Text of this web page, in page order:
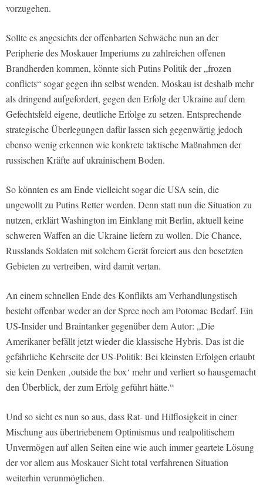
vorzugehen.
Sollte es angesichts der offenbarten Schwäche nun an der
Peripherie des Moskauer Imperiums zu zahlreichen offenen
Brandherden kommen, könnte sich Putins Politik der „frozen
conflicts“ sogar gegen ihn selbst wenden. Moskau ist deshalb mehr
als dringend aufgefordert, gegen den Erfolg der Ukraine auf dem
Gefechtsfeld eigene, deutliche Erfolge zu setzen. Entsprechende
strategische Überlegungen dafür lassen sich gegenwärtig jedoch
ebenso wenig erkennen wie konkrete taktische Maßnahmen der
russischen Kräfte auf ukrainischem Boden.
So könnten es am Ende vielleicht sogar die USA sein, die
ungewollt zu Putins Retter werden. Denn statt nun die Situation zu
nutzen, erklärt Washington im Einklang mit Berlin, aktuell keine
schweren Waffen an die Ukraine liefern zu wollen. Die Chance,
Russlands Soldaten mit solchem Gerät forciert aus den besetzten
Gebieten zu vertreiben, wird damit vertan.
An einem schnellen Ende des Konflikts am Verhandlungstisch
besteht offenbar weder an der Spree noch am Potomac Bedarf. Ein
US-Insider und Braintanker gegenüber dem Autor: „Die
Amerikaner befällt jetzt wieder die klassische Hybris. Das ist die
gefährliche Kehrseite der US-Politik: Bei kleinsten Erfolgen erlaubt
sie kein Denken ‚outside the box‘ mehr und verliert so hausgemacht
den Überblick, der zum Erfolg geführt hätte.“
Und so sieht es nun so aus, dass Rat- und Hilflosigkeit in einer
Mischung aus übertriebenem Optimismus und realpolitischem
Unvermögen auf allen Seiten eine wie auch immer geartete Lösung
der vor allem aus Moskauer Sicht total verfahrenen Situation
weiterhin verunmöglichen.